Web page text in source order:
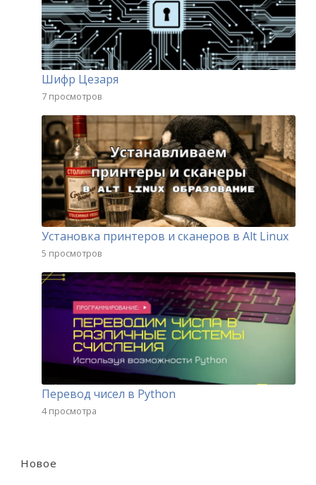
Шифр Цезаря
7 просмотров
Установка принтеров и сканеров в Alt Linux
5 просмотров
Перевод чисел в Python
4 просмотра
Новое